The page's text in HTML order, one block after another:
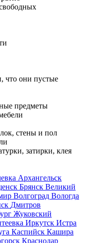
что они пустые
предметы
стены и пол
затирки, клея
Архангельск
Брянск Великий
Волгоград Вологда
Дмитров
Жуковский
Иркутск Истра
Каспийск Кашира
Краснодар